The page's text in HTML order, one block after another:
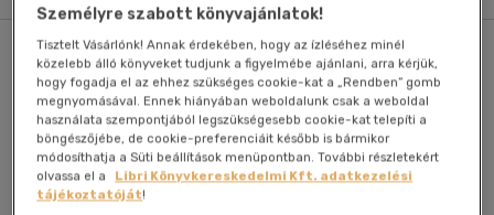
Főoldal Könyvek - régi Tudomány és természet
Biológia
Állatok
Személyre szabott könyvajánlatok!
Tisztelt Vásárlónk! Annak érdekében, hogy az ízléséhez minél
közelebb álló könyveket tudjunk a figyelmébe ajánlani, arra kérjük,
hogy fogadja el az ehhez szükséges cookie-kat a „Rendben” gomb
megnyomásával. Ennek hiányában weboldalunk csak a weboldal
használata szempontjából legszükségesebb cookie-kat telepíti a
böngészőjébe, de cookie-preferenciáit később is bármikor
módosíthatja a Süti beállítások menüpontban. További részletekért
olvassa el a
Libri Könyvkereskedelmi Kft. adatkezelési
tájékoztatóját!